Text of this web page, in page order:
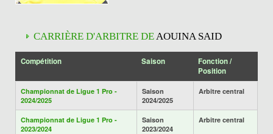
CARRIÈRE D'ARBITRE DEAOUINA SAID
Compétition Saison
Fonction /
Position
Championnat de Ligue 1 Pro -
2024/2025
Saison
2024/2025
Arbitre central
Championnat de Ligue 1 Pro -
2023/2024
Saison
2023/2024
Arbitre central